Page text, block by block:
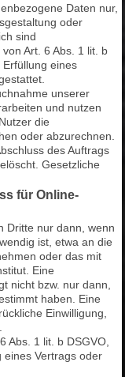
Daten nur,
oder
sind
Art. 6 Abs. 1 lit. b
eines
unserer
und nutzen
die
oder abzurechnen.
des Auftrags
Gesetzliche
für Online-
Dritte nur dann, wenn
ist, etwa an die
oder das mit
Eine
nicht bzw. nur dann,
haben. Eine
Einwilligung,
Abs. 1 lit. b DSGVO,
eines Vertrags oder